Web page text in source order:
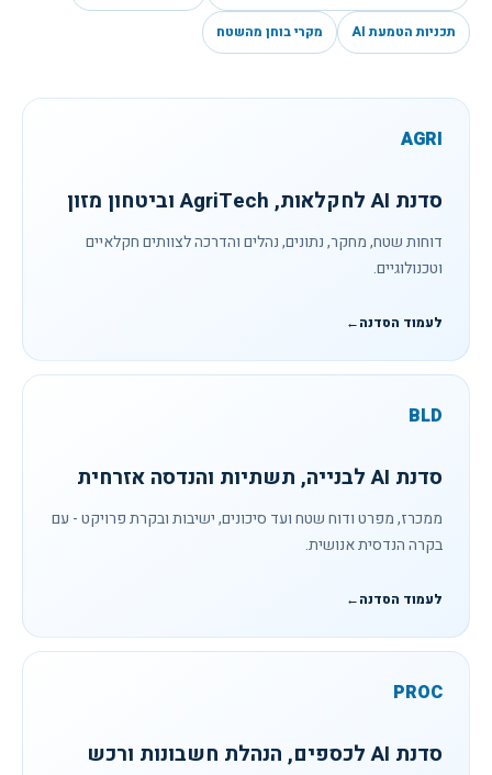
תכניות הטמעת AI מקרי בוחן מהשטח
AGRI
סדנת AI לחקלאות, AgriTech וביטחון מזון
דוחות שטח, מחקר, נתונים, נהלים והדרכה לצוותים חקלאיים
וטכנולוגיים.
לעמוד הסדנה←
BLD
סדנת AI לבנייה, תשתיות והנדסה אזרחית
ממכרז, מפרט ודוח שטח ועד סיכונים, ישיבות ובקרת פרויקט - עם
בקרה הנדסית אנושית.
לעמוד הסדנה←
PROC
סדנת AI לכספים, הנהלת חשבונות ורכש